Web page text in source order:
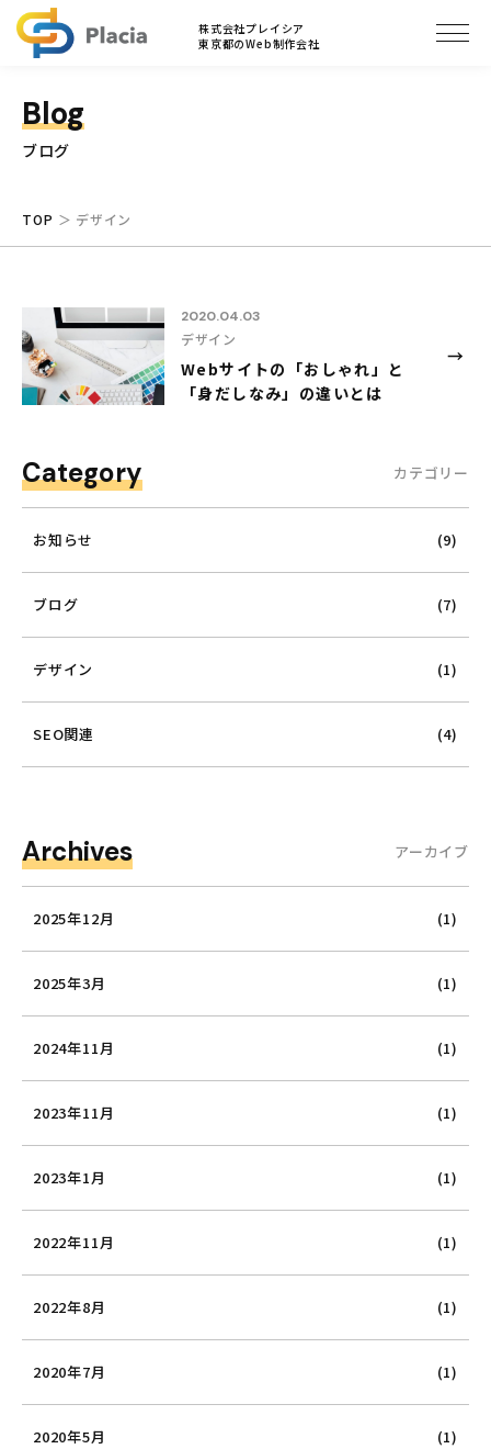
株式会社プレイシア
東京都のWeb制作会社
ブログ
Blog
ブログ
TOP デザイン
2020.04.03
デザイン
Webサイトの「おしゃれ」と
「身だしなみ」の違いとは
Category カテゴリー
お知らせ (9)
ブログ (7)
デザイン (1)
SEO関連 (4)
Archives アーカイブ
2025年12月 (1)
2025年3月 (1)
2024年11月 (1)
2023年11月 (1)
2023年1月 (1)
2022年11月 (1)
2022年8月 (1)
2020年7月 (1)
2020年5月 (1)